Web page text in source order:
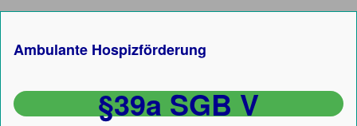
Ambulante Hospizförderung
§39a SGB V